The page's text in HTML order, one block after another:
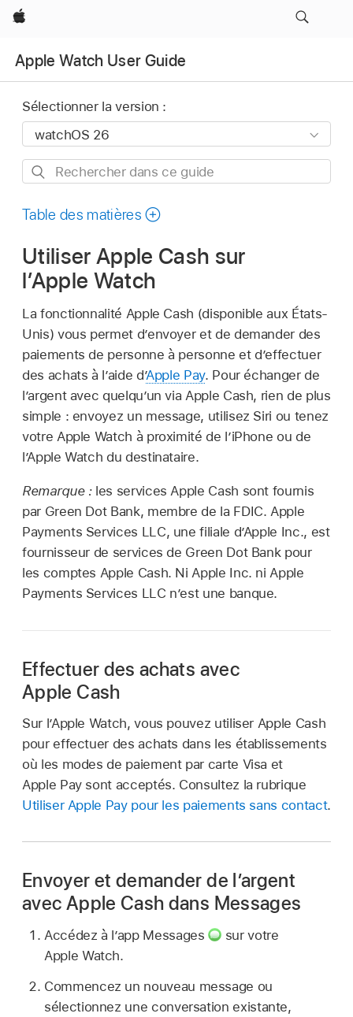
Apple
Apple Watch User Guide
Sélectionner la version :
Rechercher
ce
Table des matières
Utiliser Apple Cash sur
l’Apple Watch
La fonctionnalité Apple Cash (disponible aux États-
Unis) vous permet d’envoyer et de demander des
paiements de personne à personne et d’effectuer
des achats à l’aide d’Apple Pay. Pour échanger de
l’argent avec quelqu’un via Apple Cash, rien de plus
simple : envoyez un message, utilisez Siri ou tenez
votre Apple Watch à proximité de l’iPhone ou de
l’Apple Watch du destinataire.
Remarque : les services Apple Cash sont fournis
par Green Dot Bank, membre de la FDIC. Apple
Payments Services LLC, une filiale d’Apple Inc., est
fournisseur de services de Green Dot Bank pour
les comptes Apple Cash. Ni Apple Inc. ni Apple
Payments Services LLC n’est une banque.
Effectuer des achats avec
Apple Cash
Sur l’Apple Watch, vous pouvez utiliser Apple Cash
pour effectuer des achats dans les établissements
où les modes de paiement par carte Visa et
Apple Pay sont acceptés. Consultez la rubrique
Utiliser Apple Pay pour les paiements sans contact.
Envoyer et demander de l’argent
avec Apple Cash dans Messages
Accédez à l’app Messages
sur votre
Apple Watch.
Commencez un nouveau message ou
sélectionnez une conversation existante,